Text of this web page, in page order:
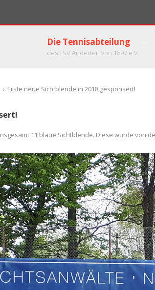
Die Tennisabteilung
des TSV Anderten von 1897 e.V.
› Erste neue Sichtblende in 2018 gesponsert!
11 blaue Sichtblende. Diese wurde von